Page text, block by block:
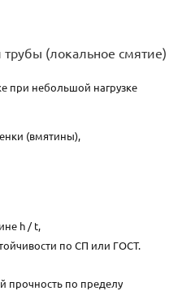
трубы (локальное смятие)
при небольшой нагрузке
(вмятины),
h / t,
по СП или ГОСТ.
прочность по пределу